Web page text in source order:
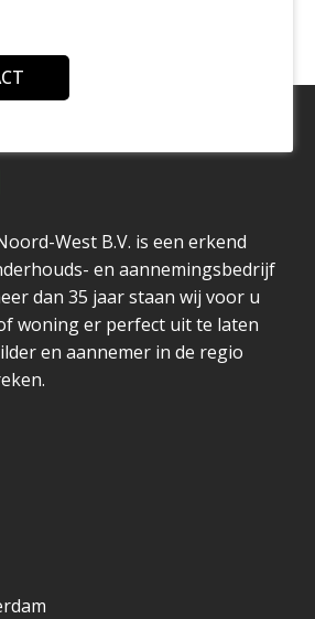
West B.V. is een erkend
en aannemingsbedrijf
dan 35 jaar staan wij voor u
woning er perfect uit te laten
en aannemer in de regio